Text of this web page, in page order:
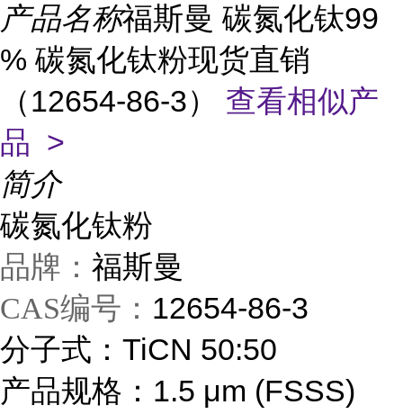
产品名称福斯曼 碳氮化钛99
% 碳氮化钛粉现货直销
（12654-86-3） 查看相似产
品 >
简介
碳氮化钛粉
品牌： 福斯曼
CAS编号： 12654-86-3
分子式：TiCN 50:50
产品规格：1.5 μm (FSSS)